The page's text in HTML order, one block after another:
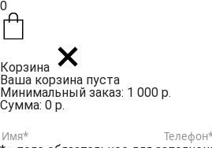
0
Корзина
Ваша корзина пуста
Минимальный заказ: 1 000 р.
Сумма: 0 р.